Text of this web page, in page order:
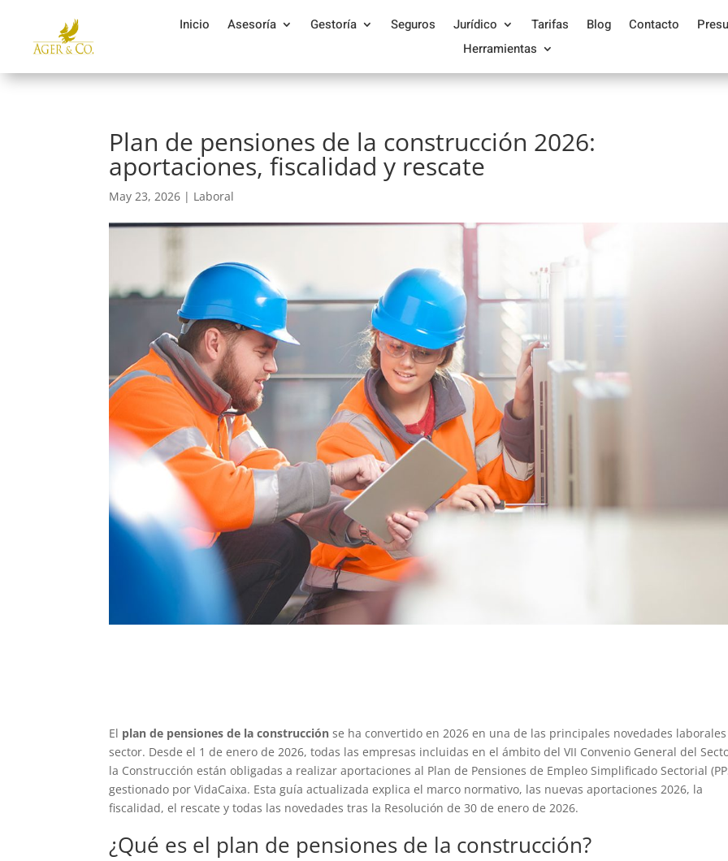
Inicio Asesoría Gestoría Seguros Jurídico Tarifas Blog Contacto
Herramientas
Plan de pensiones de la construcción 2026:
aportaciones, fiscalidad y rescate
May 23, 2026 | Laboral
El plan de pensiones de la construcción se ha convertido en 2026 en una de las principales novedades
sector. Desde el 1 de enero de 2026, todas las empresas incluidas en el ámbito del VII Convenio General del
la Construcción están obligadas a realizar aportaciones al Plan de Pensiones de Empleo Simplificado Sectorial
gestionado por VidaCaixa. Esta guía actualizada explica el marco normativo, las nuevas aportaciones 2026, la
fiscalidad, el rescate y todas las novedades tras la Resolución de 30 de enero de 2026.
¿Qué es el plan de pensiones de la construcción?